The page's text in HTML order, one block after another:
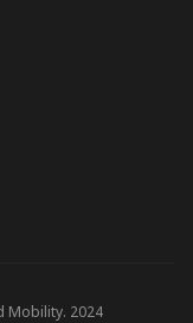
Mobility. 2024